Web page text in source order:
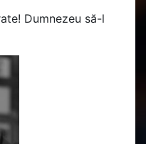
Dumnezeu să-l